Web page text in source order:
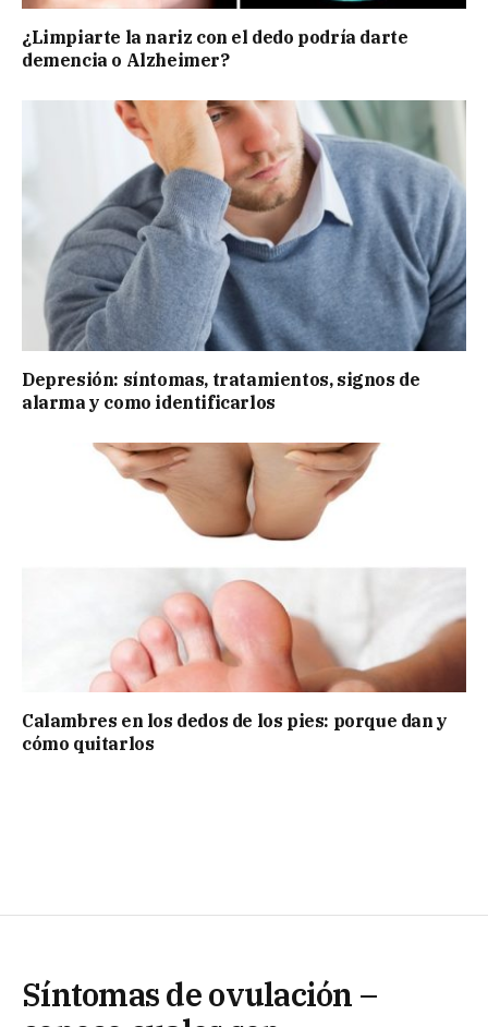
¿Limpiarte la nariz con el dedo podría darte
demencia o Alzheimer?
Depresión: síntomas, tratamientos, signos de
alarma y como identificarlos
Calambres en los dedos de los pies: porque dan y
cómo quitarlos
Síntomas de ovulación –